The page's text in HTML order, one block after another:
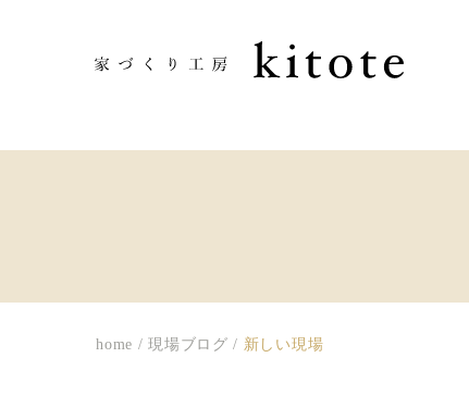
home /現場ブログ / 新しい現場